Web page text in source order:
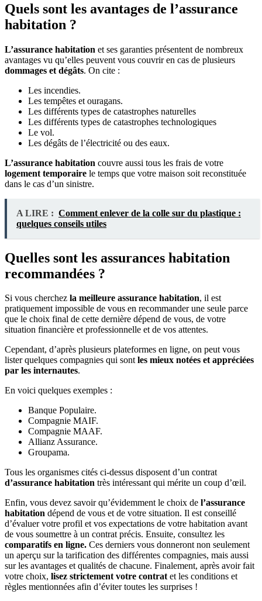
Quels sont les avantages de l’assurance
habitation ?
L’assurance habitation et ses garanties présentent de nombreux
avantages vu qu’elles peuvent vous couvrir en cas de plusieurs
dommages et dégâts. On cite :
Les incendies.
Les tempêtes et ouragans.
Les différents types de catastrophes naturelles
Les différents types de catastrophes technologiques
Le vol.
Les dégâts de l’électricité ou des eaux.
L’assurance habitation couvre aussi tous les frais de votre
logement temporaire le temps que votre maison soit reconstituée
dans le cas d’un sinistre.
A LIRE : Comment enlever de la colle sur du plastique :
quelques conseils utiles
Quelles sont les assurances habitation
recommandées ?
Si vous cherchez la meilleure assurance habitation, il est
pratiquement impossible de vous en recommander une seule parce
que le choix final de cette dernière dépend de vous, de votre
situation financière et professionnelle et de vos attentes.
Cependant, d’après plusieurs plateformes en ligne, on peut vous
lister quelques compagnies qui sontles mieux notées et appréciées
par les internautes.
En voici quelques exemples :
Banque Populaire.
Compagnie MAIF.
Compagnie MAAF.
Allianz Assurance.
Groupama.
Tous les organismes cités ci-dessus disposent d’un contrat
d’assurance habitation très intéressant qui mérite un coup d’œil.
Enfin, vous devez savoir qu’évidemment le choix de l’assurance
habitation dépend de vous et de votre situation. Il est conseillé
d’évaluer votre profil et vos expectations de votre habitation avant
de vous soumettre à un contrat précis. Ensuite, consultez les
comparatifs en ligne. Ces derniers vous donneront non seulement
un aperçu sur la tarification des différentes compagnies, mais aussi
sur les avantages et qualités de chacune. Finalement, après avoir fait
votre choix, lisez strictement votre contratet les conditions et
règles mentionnées afin d’éviter toutes les surprises !